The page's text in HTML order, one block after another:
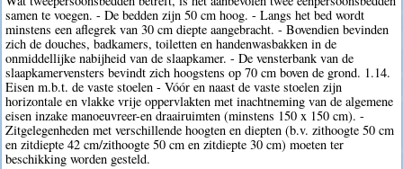
samen te voegen. - De bedden zijn 50 cm hoog. - Langs het bed wordt
minstens een aflegrek van 30 cm diepte aangebracht. - Bovendien bevinden
zich de douches, badkamers, toiletten en handenwasbakken in de
onmiddellijke nabijheid van de slaapkamer. - De vensterbank van de
slaapkamervensters bevindt zich hoogstens op 70 cm boven de grond. 1.14.
Eisen m.b.t. de vaste stoelen - Vóór en naast de vaste stoelen zijn
horizontale en vlakke vrije oppervlakten met inachtneming van de algemene
eisen inzake manoeuvreer-en draairuimten (minstens 150 x 150 cm). -
Zitgelegenheden met verschillende hoogten en diepten (b.v. zithoogte 50 cm
en zitdiepte 42 cm/zithoogte 50 cm en zitdiepte 30 cm) moeten ter
beschikking worden gesteld.